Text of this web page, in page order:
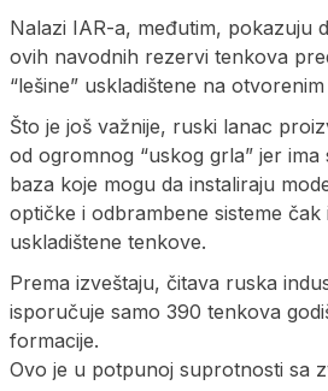
Nalazi IAR-a, međutim, pokazuju
ovih navodnih rezervi tenkova
“lešine” uskladištene na
Što je još važnije, ruski lanac
od ogromnog “uskog grla” jer ima
baza koje mogu da instaliraju
optičke i odbrambene sisteme
uskladištene tenkove.
Prema izveštaju, čitava ruska
isporučuje samo 390 tenkova
formacije.
Ovo je u potpunoj suprotnosti sa